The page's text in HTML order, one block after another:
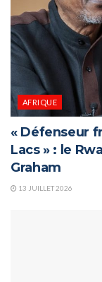
AFRIQUE
« Défenseur
Lacs » : le
Graham
13 JUILLET 2026